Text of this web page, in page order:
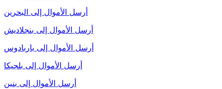
أرسل الأموال إلى البحرين
أرسل الأموال إلى بنجلاديش
أرسل الأموال إلى باربادوس
أرسل الأموال إلى بلجيكا
أرسل الأموال إلى بنين